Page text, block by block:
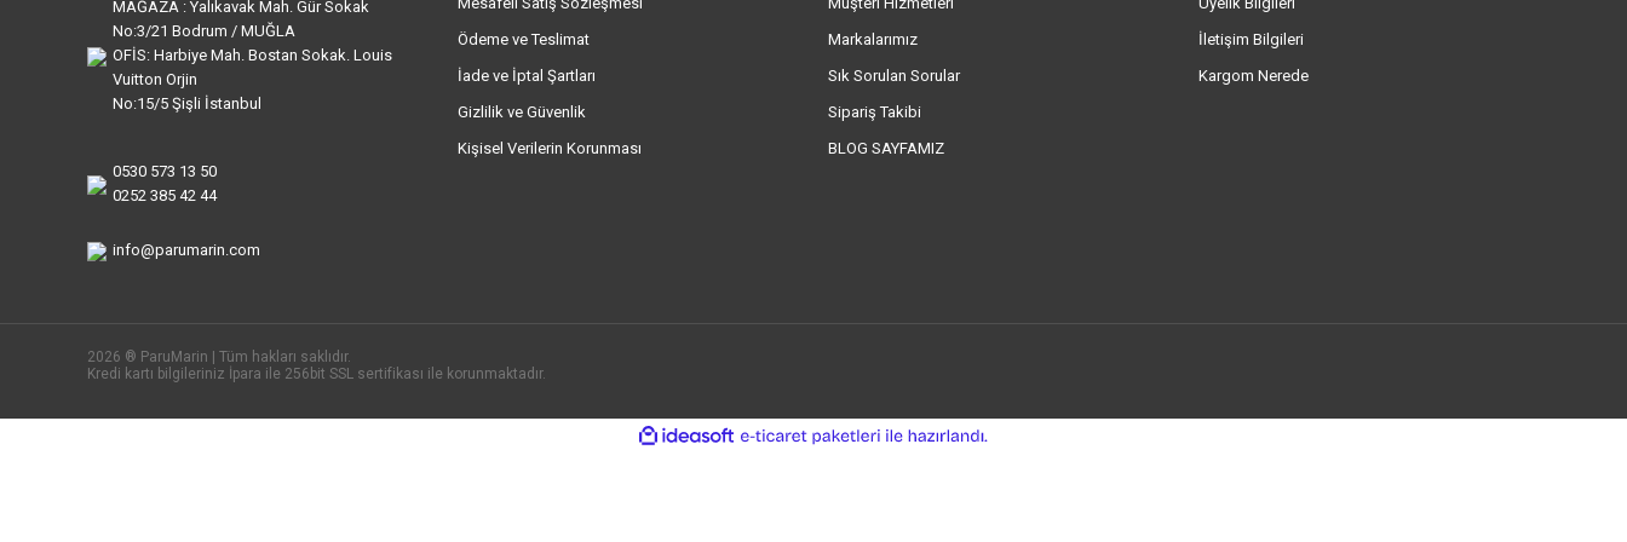
MAĞAZA : Yalıkavak Mah. Gür Sokak
No:3/21 Bodrum / MUĞLA
OFİS: Harbiye Mah. Bostan Sokak. Louis
Vuitton Orjin
No:15/5 Şişli İstanbul
0530 573 13 50
0252 385 42 44
info@parumarin.com
Ödeme ve Teslimat
İade ve İptal Şartları
Gizlilik ve Güvenlik
Kişisel Verilerin Korunması
Markalarımız
Sık Sorulan Sorular
Sipariş Takibi
BLOG SAYFAMIZ
İletişim Bilgileri
Kargom Nerede
2026 ® ParuMarin | Tüm hakları saklıdır.
Kredi kartı bilgileriniz İpara ile 256bit SSL sertifikası ile korunmaktadır.
ideasoft
e-